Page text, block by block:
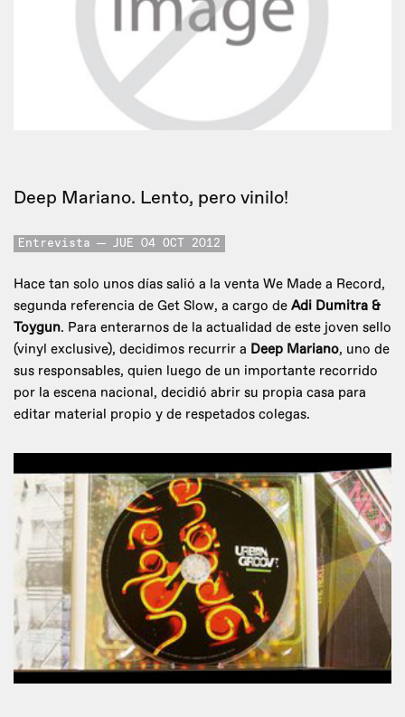
Deep Mariano. Lento, pero vinilo!
Entrevista JUE 04 OCT 2012
Hace tan solo unos días salió a la venta We Made a Record,
segunda referencia de Get Slow, a cargo de Adi Dumitra &
Toygun. Para enterarnos de la actualidad de este joven sello
(vinyl exclusive), decidimos recurrir a Deep Mariano, uno de
sus responsables, quien luego de un importante recorrido
por la escena nacional, decidió abrir su propia casa para
editar material propio y de respetados colegas.